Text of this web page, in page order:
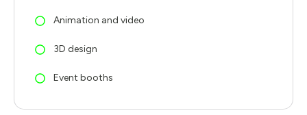
Animation and video
3D design
Event booths